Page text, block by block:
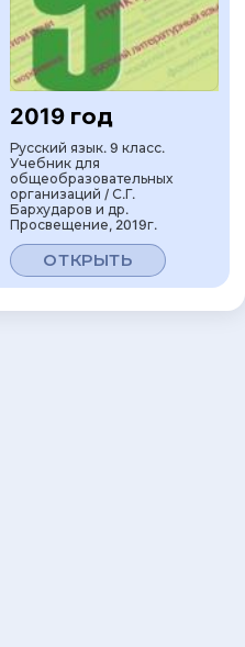
2019 год
Русский язык. 9 класс.
Учебник для
общеобразовательных
организаций / С.Г.
Бархударов и др.
Просвещение, 2019г.
ОТКРЫТЬ